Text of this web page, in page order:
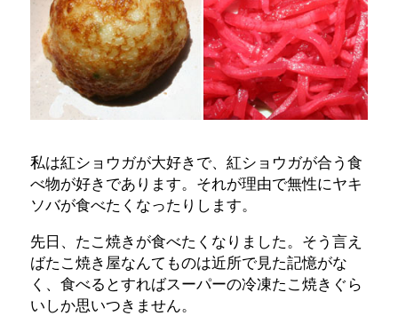
私は紅ショウガが大好きで、紅ショウガが合う食
べ物が好きであります。それが理由で無性にヤキ
ソバが食べたくなったりします。
先日、たこ焼きが食べたくなりました。そう言え
ばたこ焼き屋なんてものは近所で見た記憶がな
く、食べるとすればスーパーの冷凍たこ焼きぐら
いしか思いつきません。